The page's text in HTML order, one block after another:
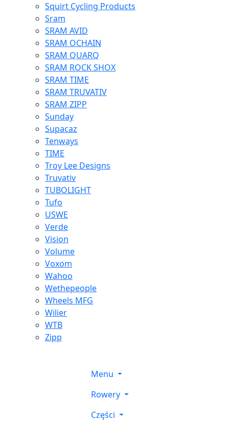
Squirt Cycling Products
Sram
SRAM AVID
SRAM OCHAIN
SRAM QUARQ
SRAM ROCK SHOX
SRAM TIME
SRAM TRUVATIV
SRAM ZIPP
Sunday
Supacaz
Tenways
TIME
Troy Lee Designs
Truvativ
TUBOLIGHT
Tufo
USWE
Verde
Vision
Volume
Voxom
Wahoo
Wethepeople
Wheels MFG
Wilier
WTB
Zipp
Menu
Rowery
Części